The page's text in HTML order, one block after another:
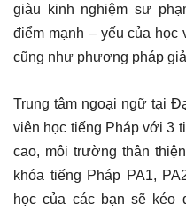
giàu kinh nghiệm sư
điểm mạnh – yếu của
cũng như phương pháp
Trung tâm ngoại ngữ tại
viên học tiếng Pháp với 3
cao, môi trường thân
khóa tiếng Pháp PA1,
học của các bạn sẽ kéo